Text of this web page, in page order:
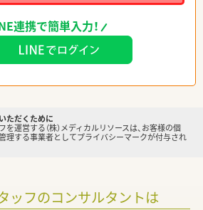
連携で簡単入力！
ただくために
を運営する（株）メディカルリソースは、お客様の個
理する事業者としてプライバシーマークが付与され
ッフのコンサルタントは